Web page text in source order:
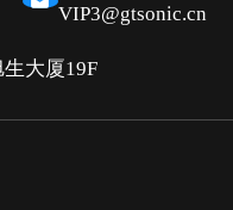
VIP3@gtsonic.cn
大厦19F